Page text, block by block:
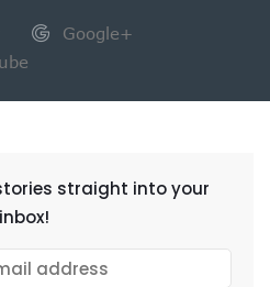
Google+
straight into your
inbox!